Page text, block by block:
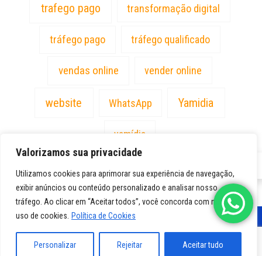
Valorizamos sua privacidade
Utilizamos cookies para aprimorar sua experiência de navegação,
exibir anúncios ou conteúdo personalizado e analisar nosso
tráfego. Ao clicar em “Aceitar todos”, você concorda com nosso
uso de cookies.
Política de Cookies
Personalizar Rejeitar Aceitar tudo
trafego pago transformação digital
tráfego pago tráfego qualificado
vendas online vender online
website WhatsApp Yamidia
yamídia